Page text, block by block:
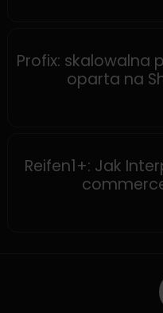
Profix:
oparta na
Reifen1+: Jak